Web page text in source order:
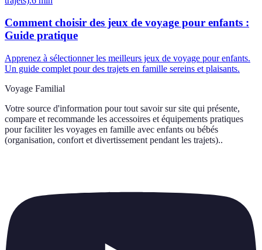
Comment choisir des jeux de voyage pour enfants :
Guide pratique
Apprenez à sélectionner les meilleurs jeux de voyage pour enfants.
Un guide complet pour des trajets en famille sereins et plaisants.
Voyage Familial
Votre source d'information pour tout savoir sur site qui présente,
compare et recommande les accessoires et équipements pratiques
pour faciliter les voyages en famille avec enfants ou bébés
(organisation, confort et divertissement pendant les trajets)..